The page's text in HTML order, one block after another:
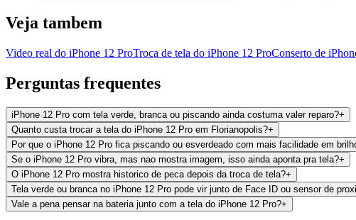
Veja tambem
Video real do iPhone 12 ProTroca de tela do iPhone 12 ProConserto de
Perguntas frequentes
iPhone 12 Pro com tela verde, branca ou piscando ainda costuma valer reparo?+
Quanto custa trocar a tela do iPhone 12 Pro em Florianopolis?+
Por que o iPhone 12 Pro fica piscando ou esverdeado com mais facilidade em
Se o iPhone 12 Pro vibra, mas nao mostra imagem, isso ainda aponta pra tela?+
O iPhone 12 Pro mostra historico de peca depois da troca de tela?+
Tela verde ou branca no iPhone 12 Pro pode vir junto de Face ID ou sensor de
Vale a pena pensar na bateria junto com a tela do iPhone 12 Pro?+